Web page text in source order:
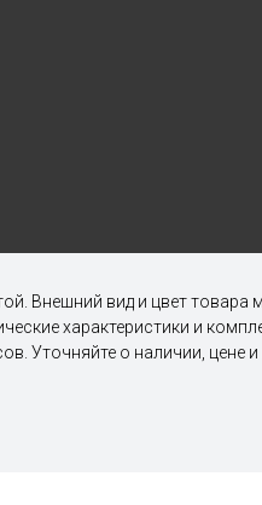
Внешний вид и цвет
характеристики и
Уточняйте о наличии, цене